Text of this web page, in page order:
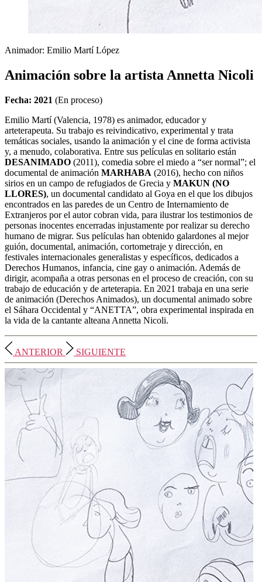
Animador: Emilio Martí López
Animación sobre la artista Annetta Nicoli
Fecha: 2021 (En proceso)
Emilio Martí (Valencia, 1978) es animador, educador y
arteterapeuta. Su trabajo es reivindicativo, experimental y trata
temáticas sociales, usando la animación y el cine de forma activista
y, a menudo, colaborativa. Entre sus películas en solitario están
DESANIMADO (2011), comedia sobre el miedo a “ser normal”; el
documental de animación MARHABA (2016), hecho con niños
sirios en un campo de refugiados de Grecia y MAKUN (NO
LLORES), un documental candidato al Goya en el que los dibujos
encontrados en las paredes de un Centro de Internamiento de
Extranjeros por el autor cobran vida, para ilustrar los testimonios de
personas inocentes encerradas injustamente por realizar su derecho
humano de migrar. Sus películas han obtenido galardones al mejor
guión, documental, animación, cortometraje y dirección, en
festivales internacionales generalistas y específicos, dedicados a
Derechos Humanos, infancia, cine gay o animación. Además de
dirigir, acompaña a otras personas en el proceso de creación, con su
trabajo de educación y de arteterapia. En 2021 trabaja en una serie
de animación (Derechos Animados), un documental animado sobre
el Sáhara Occidental y “ANETTA”, obra experimental inspirada en
la vida de la cantante alteana Annetta Nicoli.
ANTERIOR SIGUIENTE